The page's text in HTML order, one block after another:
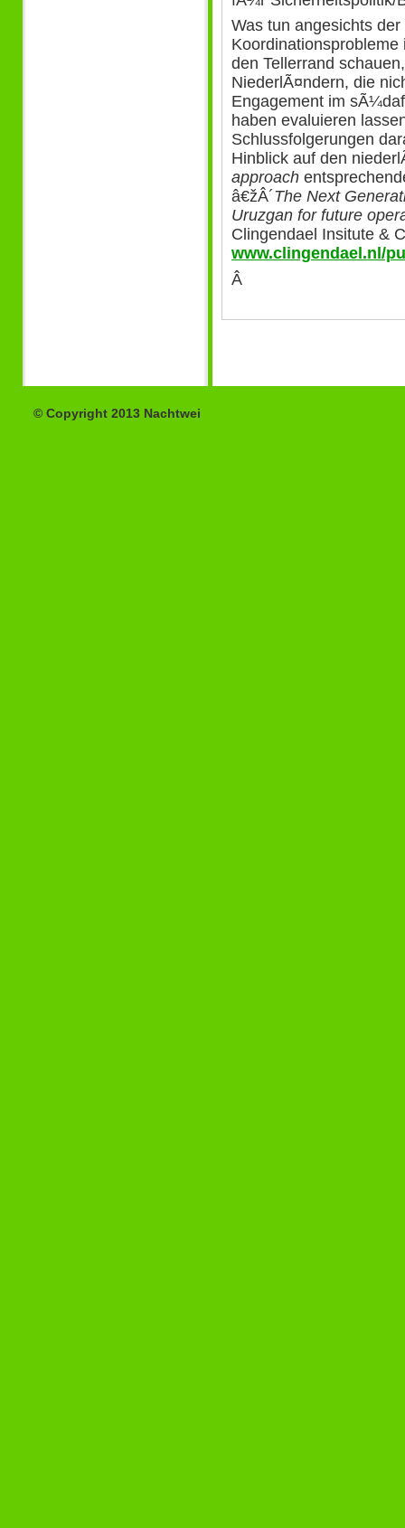
Was tun angesichts
den Tellerrand
NiederlÃ¤ndern, die
Engagement im
haben evaluieren
Schlussfolgerungen
Hinblick auf den
approach
â€žÂ´The Next
Uruzgan for future
Clingendael Insitute &
www.clingendael.nl/
Â
© Copyright 2013 Nachtwei